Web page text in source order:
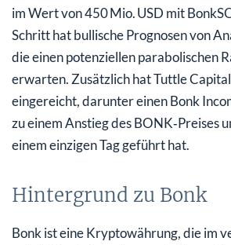
im Wert von 450 Mio. USD mit
Schritt hat bullische Prognosen von
die einen potenziellen parabolischen
erwarten. Zusätzlich hat Tuttle
eingereicht, darunter einen Bonk
zu einem Anstieg des BONK‑Preises
einem einzigen Tag geführt hat.
Hintergrund zu Bonk
Bonk ist eine Kryptowährung, die im